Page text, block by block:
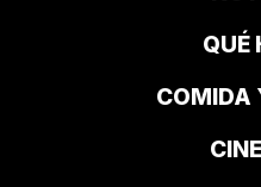
QUÉ
COMIDA